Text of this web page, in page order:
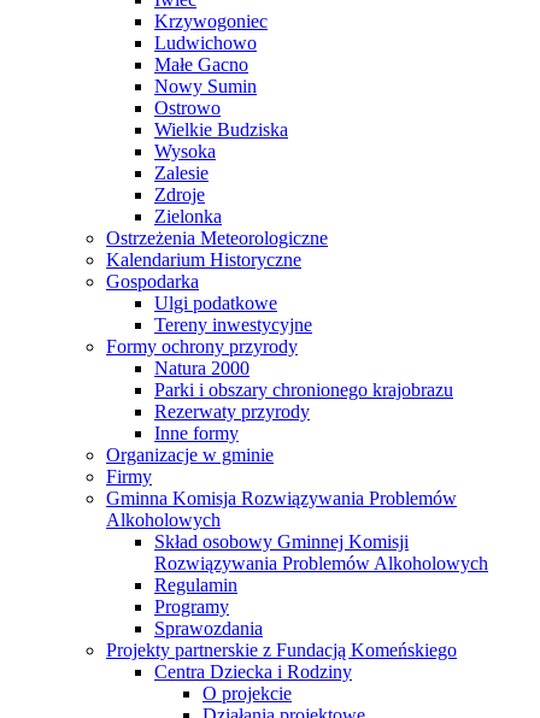
Krzywogoniec
Ludwichowo
Małe Gacno
Nowy Sumin
Ostrowo
Wielkie Budziska
Wysoka
Zalesie
Zdroje
Zielonka
Ostrzeżenia Meteorologiczne
Kalendarium Historyczne
Gospodarka
Ulgi podatkowe
Tereny inwestycyjne
Formy ochrony przyrody
Natura 2000
Parki i obszary chronionego krajobrazu
Rezerwaty przyrody
Inne formy
Organizacje w gminie
Firmy
Gminna Komisja Rozwiązywania Problemów
Alkoholowych
Skład osobowy Gminnej Komisji
Rozwiązywania Problemów Alkoholowych
Regulamin
Programy
Sprawozdania
Projekty partnerskie z Fundacją Komeńskiego
Centra Dziecka i Rodziny
O projekcie